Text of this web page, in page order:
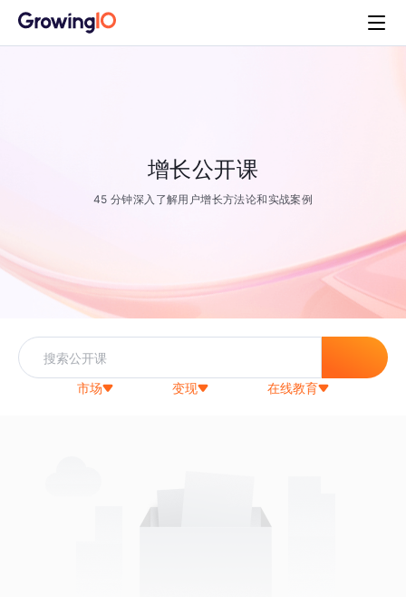
增长公开课
45 分钟深入了解用户增长方法论和实战案例
市场 变现 在线教育